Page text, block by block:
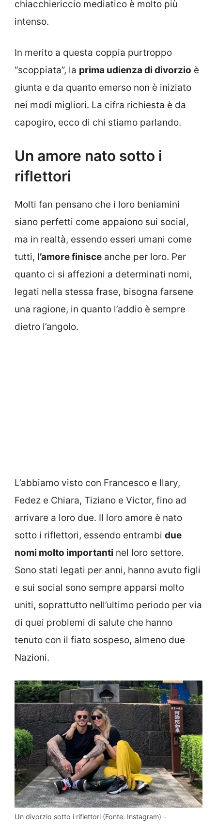
chiacchiericcio mediatico è molto più
intenso.
In merito a questa coppia purtroppo
“scoppiata”, la prima udienza di divorzio è
giunta e da quanto emerso non è iniziato
nei modi migliori. La cifra richiesta è da
capogiro, ecco di chi stiamo parlando.
Un amore nato sotto i
riflettori
Molti fan pensano che i loro beniamini
siano perfetti come appaiono sui social,
ma in realtà, essendo esseri umani come
tutti, l’amore finisce anche per loro. Per
quanto ci si affezioni a determinati nomi,
legati nella stessa frase, bisogna farsene
una ragione, in quanto l’addio è sempre
dietro l’angolo.
L’abbiamo visto con Francesco e Ilary,
Fedez e Chiara, Tiziano e Victor, fino ad
arrivare a loro due. Il loro amore è nato
sotto i riflettori, essendo entrambi due
nomi molto importanti nel loro settore.
Sono stati legati per anni, hanno avuto figli
e sui social sono sempre apparsi molto
uniti, soprattutto nell’ultimo periodo per via
di quei problemi di salute che hanno
tenuto con il fiato sospeso, almeno due
Nazioni.
Un divorzio sotto i riflettori (Fonte: Instagram) –